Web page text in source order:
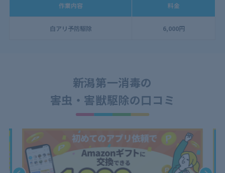
作業内容 料金
白アリ予防駆除 6,000円
新潟第一消毒の
害虫・害獣駆除の口コミ